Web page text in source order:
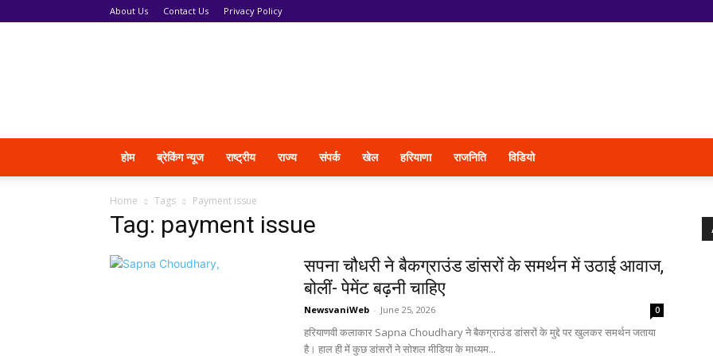
About Us Contact Us Privacy Policy
होम ब्रेकिंग न्यूज राष्ट्रीय राज्य संपर्क खेल हरियाणा राजनिति विडियो
Home Tags Payment issue
Tag: payment issue
सपना चौधरी ने बैकग्राउंड डांसरों के समर्थन में उठाई आवाज,
बोलीं- पेमेंट बढ़नी चाहिए
NewsvaniWeb - June 25, 2026 0
हरियाणवी कलाकार Sapna Choudhary ने बैकग्राउंड डांसरों के मुद्दे पर खुलकर समर्थन जताया
है। हाल ही में कुछ डांसरों ने सोशल मीडिया के माध्यम...